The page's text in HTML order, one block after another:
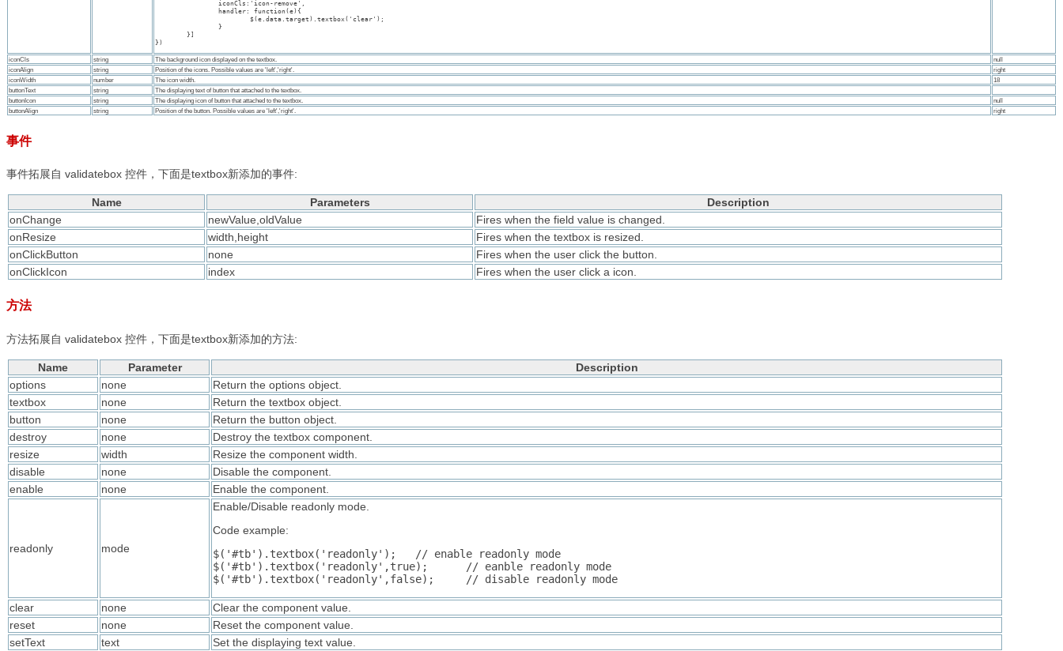
事件
事件拓展自 validatebox 控件，下面是textbox新添加的事件:
Name Parameters
Description
onChange
newValue,oldValue
Fires when the field value is changed.
onResize
width,height
Fires when the textbox is resized.
onClickButton
none
Fires when the user click the button.
onClickIcon
index Fires when the user click a icon.
方法
方法拓展自 validatebox 控件，下面是textbox新添加的方法:
Name Parameter
Description
options
none
Return the options object.
textbox
none
Return the textbox object.
button
none
Return the button object.
destroy
none
Destroy the textbox component.
resize
width
Resize the component width.
disable
none
Disable the component.
enable
none Enable the component.
readonly mode
Enable/Disable readonly mode.
Code example:
$('#tb').textbox('readonly');	// enable readonly mode
$('#tb').textbox('readonly',true);	// eanble readonly mode
clear none
Clear the component value.
reset
none
Reset the component value.
setText
text
Set the displaying text value.